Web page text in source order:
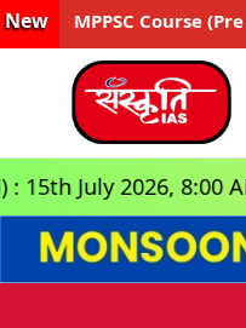
New MPPSC Course
8:00 AM